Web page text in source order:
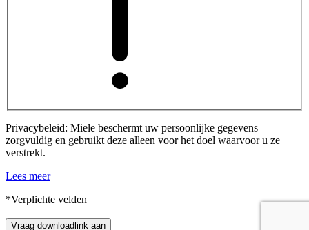
Privacybeleid: Miele beschermt uw persoonlijke gegevens
zorgvuldig en gebruikt deze alleen voor het doel waarvoor u ze
verstrekt.
Lees meer
*Verplichte velden